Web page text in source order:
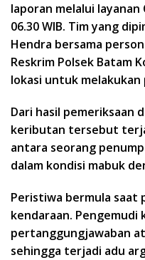
laporan melalui
06.30 WIB. Tim yang
Hendra bersama
Reskrim Polsek Batam
lokasi untuk melakukan
Dari hasil pemeriksaan
keributan tersebut
antara seorang
dalam kondisi mabuk
Peristiwa bermula saat
kendaraan. Pengemudi
pertanggungjawaban
sehingga terjadi adu